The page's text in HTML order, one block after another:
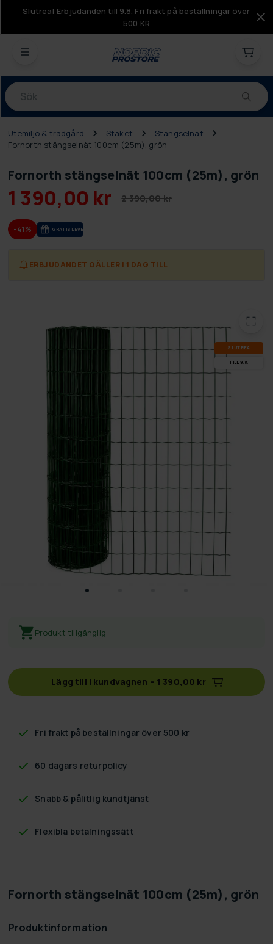
Slutrea! Erbjudanden till 9.8. Fri frakt på beställningar över
500 KR
Produkter
Utemiljö & trädgård Staket
Stängselnät
Fornorth stängselnät 100cm (25m), grön
Fornorth stängselnät 100cm (25m), grön
1 390,00 kr 2 390,00 kr
-41% GRA­TIS LE­VE­RANS
ERBJUDANDET GÄLLER I 1 DAG TILL
SLUT­REA
TILL 9.8.
Produkt tillgänglig
Lägg till i kundvagnen – 1 390,00 kr
Fri frakt på beställningar över 500 kr
60 dagars returpolicy
Snabb & pålitlig kundtjänst
Flexibla betalningssätt
Fornorth stängselnät 100cm (25m), grön
Produktinformation